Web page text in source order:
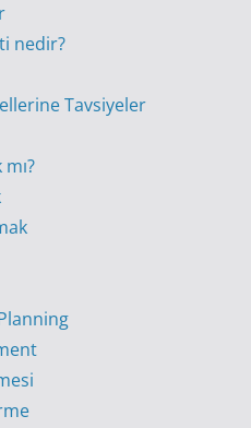
nedir?
Tavsiyeler